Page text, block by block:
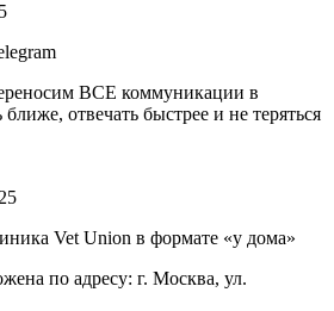
ВСЕ коммуникации в
отвечать быстрее и не теряться
Vet Union в формате «у дома»
по адресу: г. Москва, ул.